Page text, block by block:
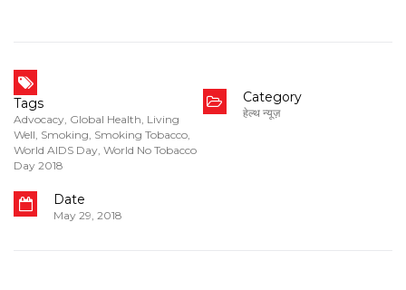
Tags
Advocacy, Global Health, Living
Well, Smoking, Smoking Tobacco,
World AIDS Day, World No Tobacco
Day 2018
Category
हेल्थ न्यूज़
Date
May 29, 2018